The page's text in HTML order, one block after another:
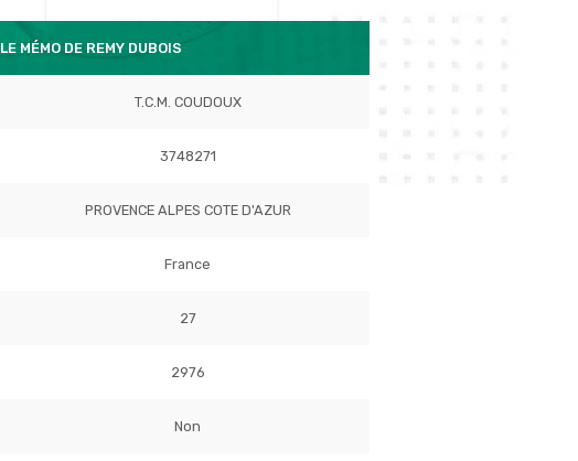
LE MÉMO DE REMY DUBOIS
T.C.M. COUDOUX
3748271
PROVENCE ALPES COTE D'AZUR
France
27
2976
Non